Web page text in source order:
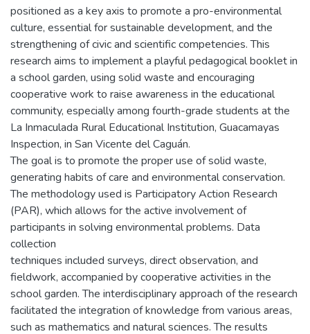
positioned as a key axis to promote a pro-environmental
culture, essential for sustainable development, and the
strengthening of civic and scientific competencies. This
research aims to implement a playful pedagogical booklet in
a school garden, using solid waste and encouraging
cooperative work to raise awareness in the educational
community, especially among fourth-grade students at the
La Inmaculada Rural Educational Institution, Guacamayas
Inspection, in San Vicente del Caguán.
The goal is to promote the proper use of solid waste,
generating habits of care and environmental conservation.
The methodology used is Participatory Action Research
(PAR), which allows for the active involvement of
participants in solving environmental problems. Data
collection
techniques included surveys, direct observation, and
fieldwork, accompanied by cooperative activities in the
school garden. The interdisciplinary approach of the research
facilitated the integration of knowledge from various areas,
such as mathematics and natural sciences. The results